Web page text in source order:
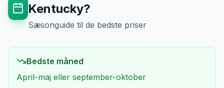
Kentucky?
Sæsonguide til de bedste priser
Bedste måned
April-maj eller september-oktober